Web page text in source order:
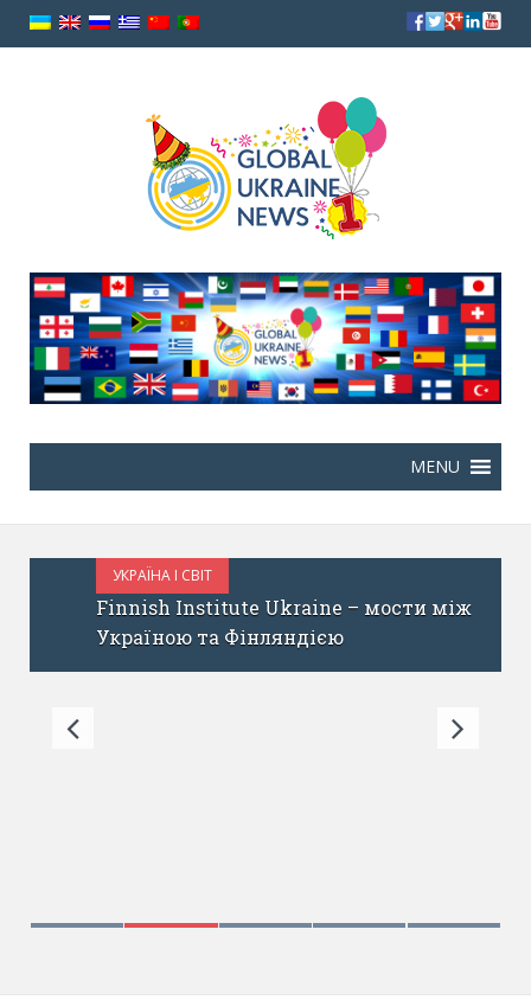
УКРАЇНА І СВІТ
ЖОВТЕНЬ 31, 2017
Finnish Institute Ukraine – мости між
Україною та Фінляндією